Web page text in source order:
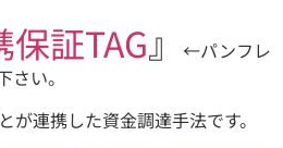
証TAG』
←パンフレ
さい。
が連携した資金調達手法です。